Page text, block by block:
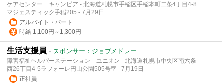
ケアセンター キャンピア - 北海道札幌市手稲区手稲本町二条4丁目4-8
マジェスティック手稲205 - 7月29日
アルバイト・パート
時給 1,100円～1,300円
生活支援員 - スポンサー：ジョブメドレー
障害福祉ヘルパーステーション ユニオン - 北海道札幌市中央区南六条
西26丁目4-5ラフォーレ円山公園505号室 - 7月19日
正社員